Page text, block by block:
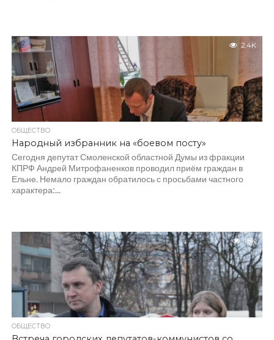
2.4K
ОБЩЕСТВО
Народный избранник на «боевом посту»
Сегодня депутат Смоленской областной Думы из фракции
КПРФ Андрей Митрофаненков проводил приём граждан в
Ельне. Немало граждан обратилось с просьбами частного
характера:...
1.8K
ОБЩЕСТВО